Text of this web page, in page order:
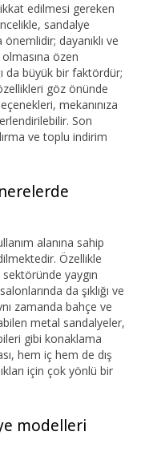
edilmesi gereken
sandalye
dayanıklı ve
özen
da büyük bir faktördür;
göz önünde
mekanınıza
Son
ve toplu indirim
alanına sahip
Özellikle
yaygın
da şıklığı ve
zamanda bahçe ve
metal sandalyeler,
gibi konaklama
hem iç hem de dış
için çok yönlü bir
modelleri